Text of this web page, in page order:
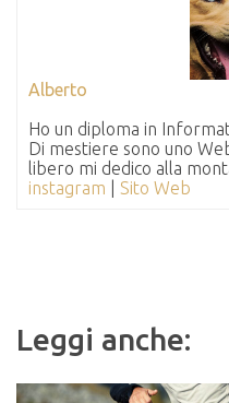
Alberto
Ho un diploma in
Di mestiere sono uno
libero mi dedico alla
instagram
Sito Web
Leggi anche: